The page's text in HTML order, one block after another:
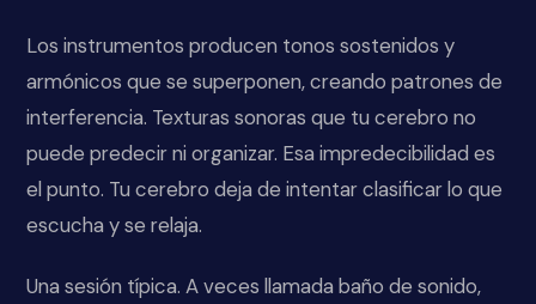
Los instrumentos producen tonos sostenidos y
armónicos que se superponen, creando patrones de
interferencia. Texturas sonoras que tu cerebro no
puede predecir ni organizar. Esa impredecibilidad es
el punto. Tu cerebro deja de intentar clasificar lo que
escucha y se relaja.
Una sesión típica. A veces llamada baño de sonido,